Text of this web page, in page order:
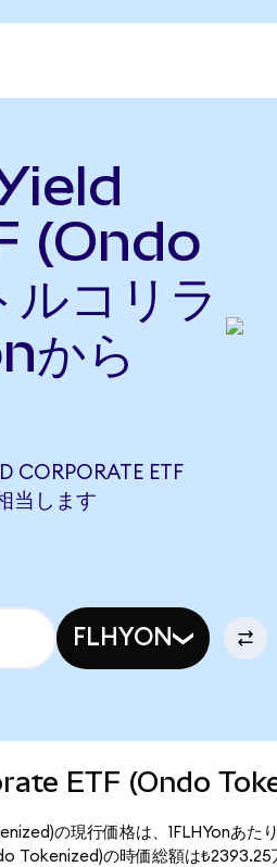
(Ondo
コリラ
から
CORPORATE ETF
当します
FLHYON
ETF (Ondo
の現行価格は、1FLHYonあた
Tokenized)の時価総額は₺2393.25